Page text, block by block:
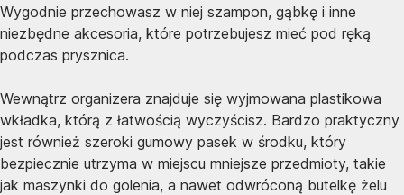
Wygodnie przechowasz w niej szampon, gąbkę i inne
niezbędne akcesoria, które potrzebujesz mieć pod ręką
podczas prysznica.
Wewnątrz organizera znajduje się wyjmowana plastikowa
wkładka, którą z łatwością wyczyścisz. Bardzo praktyczny
jest również szeroki gumowy pasek w środku, który
bezpiecznie utrzyma w miejscu mniejsze przedmioty, takie
jak maszynki do golenia, a nawet odwróconą butelkę żelu